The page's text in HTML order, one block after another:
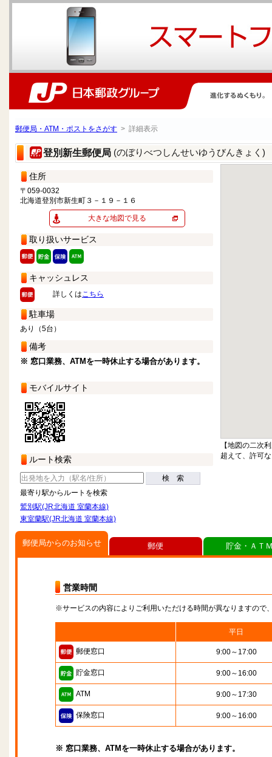
郵便局・ATM・ポストをさがす > 詳細表示
登別新生郵便局 (のぼりべつしんせいゆうびんきょく)
住所
〒059-0032
北海道登別市新生町３－１９－１６
大きな地図で見る
取り扱いサービス
キャッシュレス
詳しくはこちら
駐車場
あり（5台）
備考
※ 窓口業務、ATMを一時休止する場合があります。
モバイルサイト
ルート検索
検 索
最寄り駅からルートを検索
鷲別駅(JR北海道 室蘭本線)
東室蘭駅(JR北海道 室蘭本線)
【地図の二次
超えて、許可
郵便局からのお知らせ
営業時間
※サービスの内容によりご利用いただける時間が異なりますので
平日
郵便窓口 9:00～17:00
貯金窓口 9:00～16:00
ATM 9:00～17:30
保険窓口 9:00～16:00
※ 窓口業務、ATMを一時休止する場合があります。
郵便 貯金・ＡＴ